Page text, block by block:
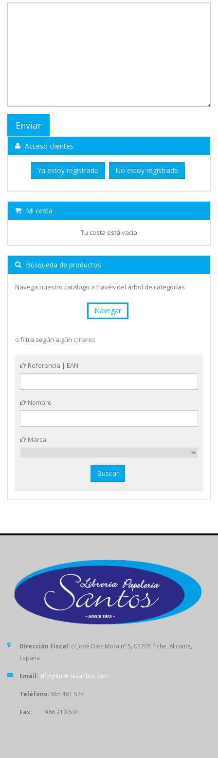
Acceso clientes
Ya estoy registrado No estoy registrado
Mi cesta
Tu cesta está vacía
Búsqueda de productos
Navega nuestro catálogo a través del árbol de categorías
Navegar
o filtra según algún criterio:
Referencia | EAN
Nombre
Marca
Dirección Fiscal: c/ José Díez Mora nº 5, 03205 Elche, Alicante,
España
Email: info@libreriasantos.com
Teléfono: 965 461 577
Fax: 966 210 634